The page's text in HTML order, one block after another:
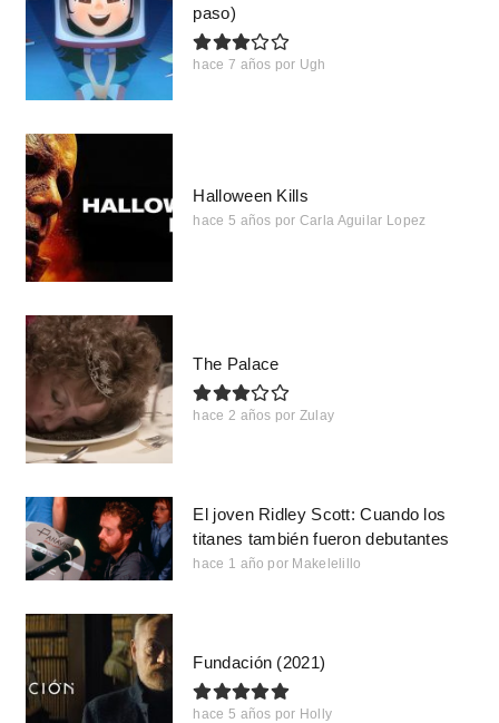
paso)
hace 7 años por Ugh
Halloween Kills
hace 5 años por Carla Aguilar Lopez
The Palace
hace 2 años por Zulay
El joven Ridley Scott: Cuando los
titanes también fueron debutantes
hace 1 año por Makelelillo
Fundación (2021)
hace 5 años por Holly